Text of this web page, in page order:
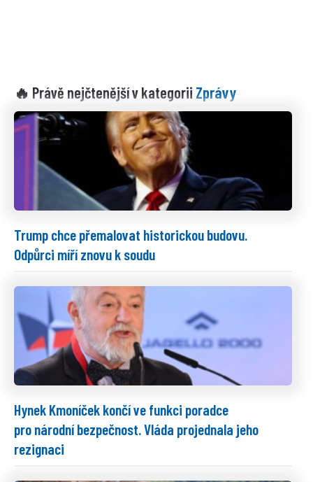
🔥 Právě nejčtenější v kategorii Zprávy
Trump chce přemalovat historickou budovu.
Odpůrci míří znovu k soudu
Hynek Kmoníček končí ve funkci poradce
pro národní bezpečnost. Vláda projednala jeho
rezignaci